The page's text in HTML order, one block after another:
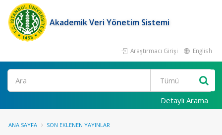
Akademik Veri Yönetim Sistemi
Araştırmacı Girişi English
Ara
Detaylı Arama
ANA SAYFA SON EKLENEN YAYINLAR